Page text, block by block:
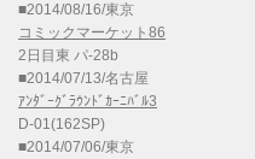
■2014/08/16/東京
コミックマーケット86
2日目東 パ-28b
■2014/07/13/名古屋
ｱﾝﾀﾞｰｸﾞﾗｳﾝﾄﾞｶｰﾆﾊﾞﾙ3
D-01(162SP)
■2014/07/06/東京